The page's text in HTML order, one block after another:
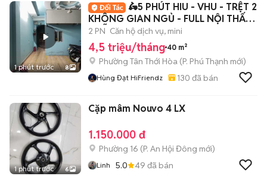
1 phút trước 8
🛵5 PHÚT HIU - VHU - TRỆT 2
KHÔNG GIAN NGỦ - FULL NỘI THẤT
- HỖ TRỢ CỌC
2 PN Căn hộ dịch vụ, mini
4,5 triệu/tháng 40 m²
Phường Tân Thới Hòa (P. Phú Thạnh mới)
Hùng Đạt HiFriendz 130 đã bán
1 phút trước 6
Cặp mâm Nouvo 4 LX
1.150.000 đ
Phường 16 (P. An Hội Đông mới)
Linh 5.0 49 đã bán